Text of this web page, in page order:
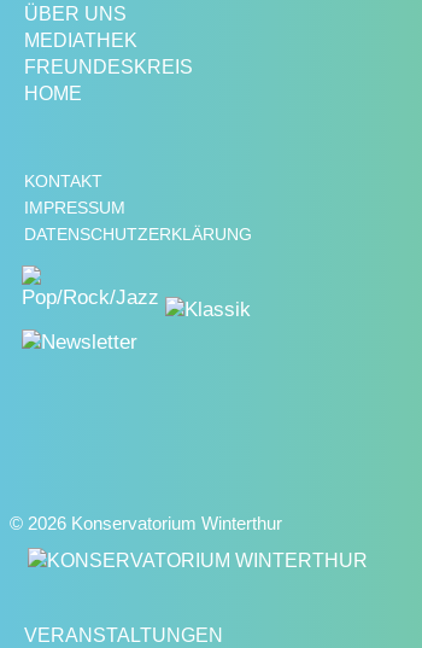
ÜBER UNS
MEDIATHEK
FREUNDESKREIS
HOME
KONTAKT
IMPRESSUM
DATENSCHUTZERKLÄRUNG
© 2026 Konservatorium Winterthur
VERANSTALTUNGEN